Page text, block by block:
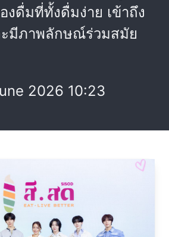
ดื่มที่ทั้งดื่มง่าย เข้าถึง
มีภาพลักษณ์ร่วมสมัย
2026 10:23